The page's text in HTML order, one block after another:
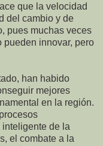
que la velocidad
del cambio y de
pues muchas veces
pueden innovar, pero
han habido
mejores
en la región.
de la
el combate a la